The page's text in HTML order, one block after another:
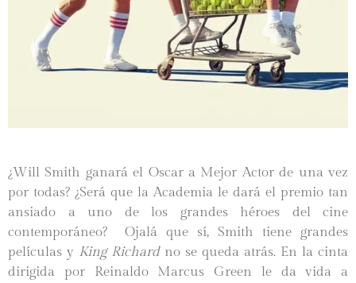
¿Will Smith ganará el Oscar a Mejor Actor de una vez
por todas? ¿Será que la Academia le dará el premio tan
ansiado a uno de los grandes héroes del cine
contemporáneo? Ojalá que sí, Smith tiene grandes
películas y King Richardno se queda atrás. En la cinta
dirigida por Reinaldo Marcus Green le da vida a